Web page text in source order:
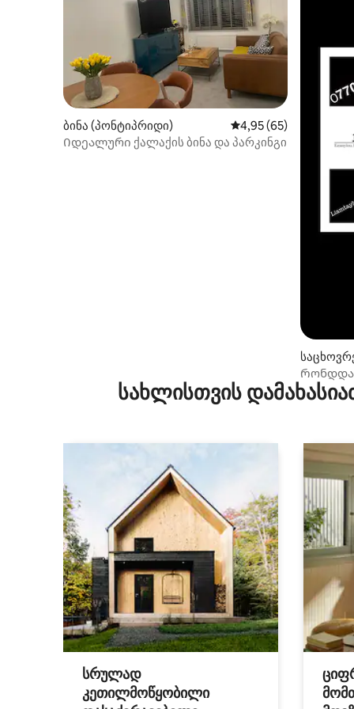
ბინა (პონტიპრიდი) საშუალო შეფასებაა
4,95 (65)
Იდეალური ქალაქის ბინა და პარკინგი
სახლისთვის
სრულად
კეთილმოწყობილი